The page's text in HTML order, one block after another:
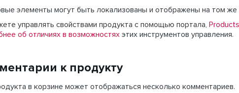
элементы могут быть локализованы и отображены на том же
управлять свойствами продукта с помощью портала,
Products
об отличиях в возможностях этих инструментов управления.
к продукту
в корзине может отображаться несколько комментариев.